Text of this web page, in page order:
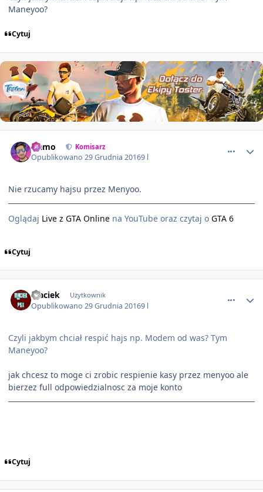
Maneyoo?
Cytuj
Namo Komisarz
Opublikowano29 Grudnia 20169 l
Nie rzucamy hajsu przez Menyoo.
Oglądaj Live z GTA Online na YouTube oraz czytaj o GTA 6
Cytuj
Maciek Użytkownik
Opublikowano29 Grudnia 20169 l
Czyli jakbym chciał respić hajs np. Modem od was? Tym
Maneyoo?
jak chcesz to moge ci zrobic respienie kasy przez menyoo ale
bierzez full odpowiedzialnosc za moje konto
Cytuj